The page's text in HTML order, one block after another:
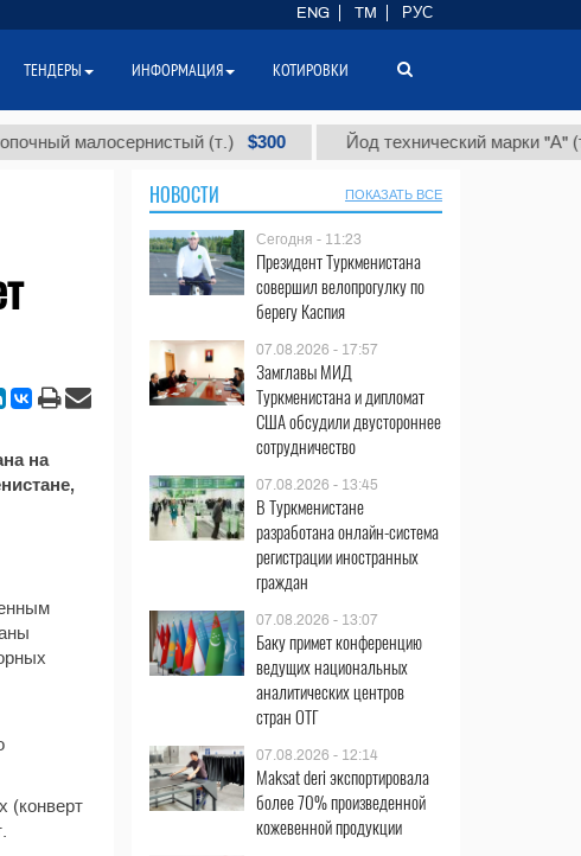
малосернистый (т.) $300 Йод технический марки "А" (т.)
на
(конверт
НОВОСТИ ПОКАЗАТЬ ВСЕ
Сегодня - 11:23
Президент Туркменистана
совершил велопрогулку по
берегу Каспия
07.08.2026 - 17:57
Замглавы МИД
Туркменистана и дипломат
США обсудили двустороннее
сотрудничество
07.08.2026 - 13:45
В Туркменистане
разработана онлайн-система
регистрации иностранных
граждан
07.08.2026 - 13:07
Баку примет конференцию
ведущих национальных
аналитических центров
стран ОТГ
07.08.2026 - 12:14
Maksat deri экспортировала
более 70% произведенной
кожевенной продукции
ENG TM РУС
ТЕНДЕРЫ ИНФОРМАЦИЯ КОТИРОВКИ